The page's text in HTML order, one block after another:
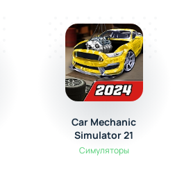
Car Mechanic
Simulator 21
Симуляторы